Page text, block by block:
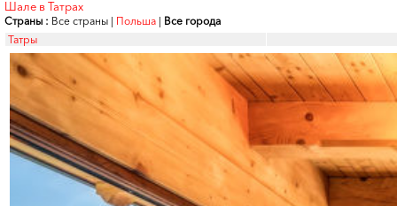
Шале в Татрах
Страны : Все страны | Польша | Все города
Татры